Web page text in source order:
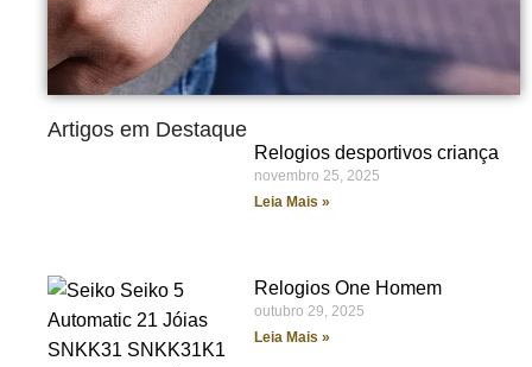
Artigos em Destaque
Relogios desportivos criança
novembro 25, 2025
Leia Mais »
Relogios One Homem
outubro 29, 2025
Leia Mais »